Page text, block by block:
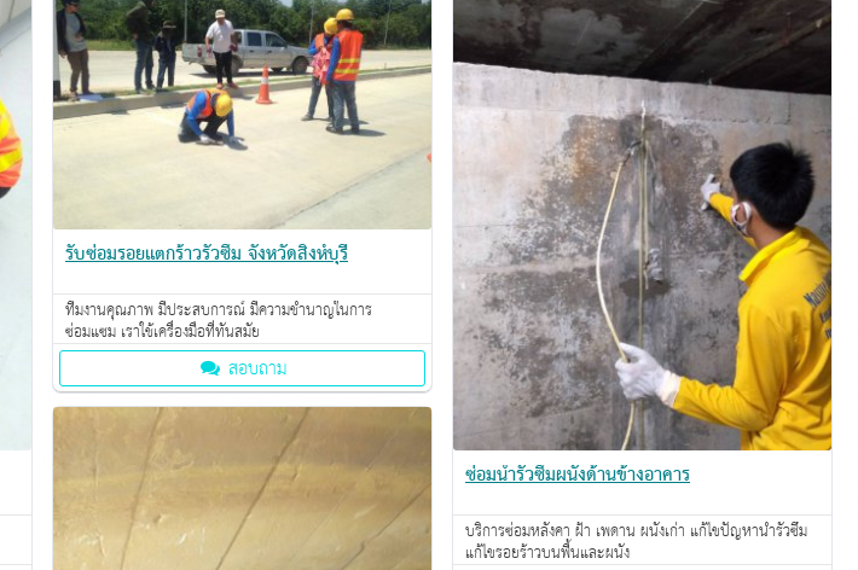
รับซ่อมรอยแตกร้าวรั่วซึม จังหวัดสิงห์บุรี
ทีมงานคุณภาพ มีประสบการณ์ มีความชำนาญในการ
ซ่อมแซม เราใช้เครื่องมือที่ทันสมัย
สอบถาม
ซ่อมน้ำรั่วซึมผนังด้านข้างอาคาร
บริการซ่อมหลังคา ฝ้า เพดาน ผนังเก่า แก้ไขปัญหาน้ำรั่วซึม
แก้ไขรอยร้าวบนพื้นและผนัง